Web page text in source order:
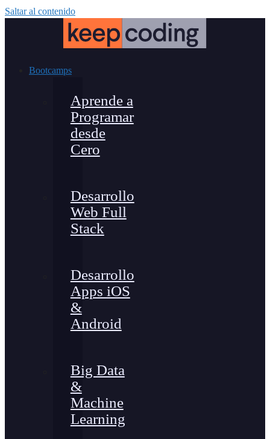
Saltar al contenido
Bootcamps
Aprende a
Programar
desde
Cero
Desarrollo
Web Full
Stack
Desarrollo
Apps iOS
&
Android
Big Data
&
Machine
Learning